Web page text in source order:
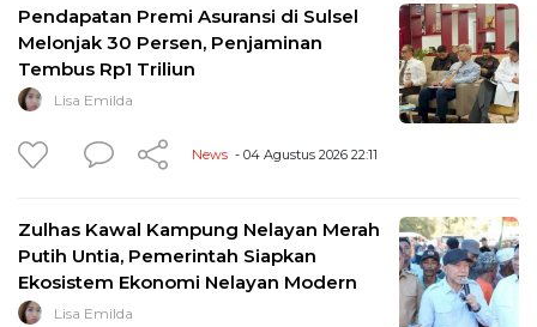
Pendapatan Premi Asuransi di Sulsel
Melonjak 30 Persen, Penjaminan
Tembus Rp1 Triliun
Lisa Emilda
News - 04 Agustus 2026 22:11
Zulhas Kawal Kampung Nelayan Merah
Putih Untia, Pemerintah Siapkan
Ekosistem Ekonomi Nelayan Modern
Lisa Emilda